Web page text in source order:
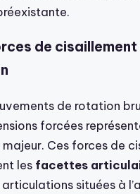
de cisaillement
de rotation
forcées
Ces forces de
les facettes
situées à